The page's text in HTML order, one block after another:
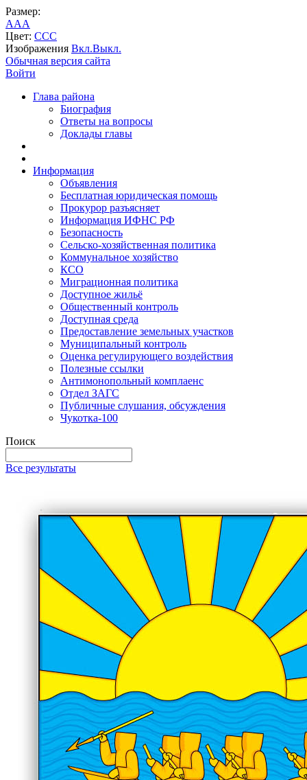
Размер:
AAA
Цвет: CCC
Изображения Вкл.Выкл.
Обычная версия сайта
Войти
Глава района
Биография
Ответы на вопросы
Доклады главы
Информация
Объявления
Бесплатная юридическая помощь
Прокурор разъясняет
Информация ИФНС РФ
Безопасность
Сельско-хозяйственная политика
Коммунальное хозяйство
КСО
Миграционная политика
Доступное жильё
Общественный контроль
Доступная среда
Предоставление земельных участков
Муниципальный контроль
Оценка регулирующего воздействия
Полезные ссылки
Антимонопольный комплаенс
Отдел ЗАГС
Публичные слушания, обсуждения
Чукотка-100
Поиск
Все результаты